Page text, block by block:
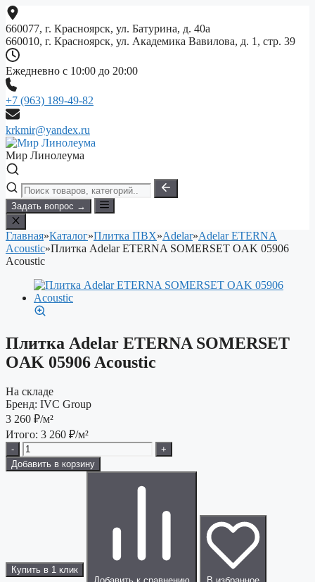
Перейти
к
содержимому
660077, г. Красноярск, ул. Батурина, д. 40а
660010, г. Красноярск, ул. Академика Вавилова, д. 1, стр. 39
Ежедневно с 10:00 до 20:00
+7 (963) 189-49-82
krkmir@yandex.ru
Мир Линолеума
Задать вопрос →
Главная»Каталог»Плитка ПВХ»Adelar»Adelar ETERNA
Acoustic»Плитка Adelar ETERNA SOMERSET OAK 05906
Acoustic
Плитка Adelar ETERNA SOMERSET
OAK 05906 Acoustic
На складе
Бренд: IVC Group
3 260 ₽/м²
Итого: 3 260 ₽/м²
-
+
Добавить в корзину
Купить в 1 клик